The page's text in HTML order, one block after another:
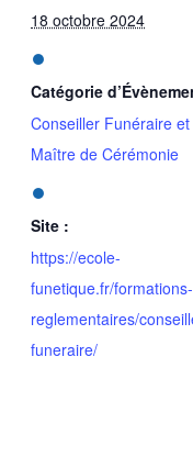
18 octobre 2024
Catégorie
Conseiller Funéraire et
Maître de Cérémonie
Site :
https://ecole-
funetique.fr/formations-
reglementaires/
funeraire/